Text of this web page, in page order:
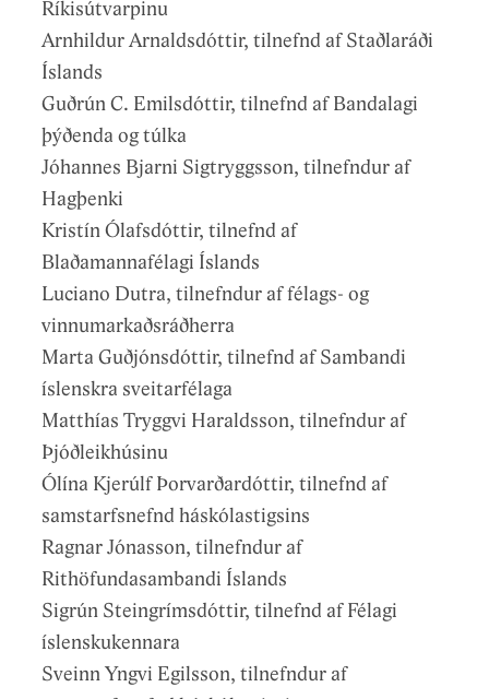
Ríkisútvarpinu
Arnhildur Arnaldsdóttir, tilnefnd af Staðlaráði
Íslands
Guðrún C. Emilsdóttir, tilnefnd af Bandalagi
þýðenda og túlka
Jóhannes Bjarni Sigtryggsson, tilnefndur af
Hagþenki
Kristín Ólafsdóttir, tilnefnd af
Blaðamannafélagi Íslands
Luciano Dutra, tilnefndur af félags- og
vinnumarkaðsráðherra
Marta Guðjónsdóttir, tilnefnd af Sambandi
íslenskra sveitarfélaga
Matthías Tryggvi Haraldsson, tilnefndur af
Þjóðleikhúsinu
Ólína Kjerúlf Þorvarðardóttir, tilnefnd af
samstarfsnefnd háskólastigsins
Ragnar Jónasson, tilnefndur af
Rithöfundasambandi Íslands
Sigrún Steingrímsdóttir, tilnefnd af Félagi
íslenskukennara
Sveinn Yngvi Egilsson, tilnefndur af